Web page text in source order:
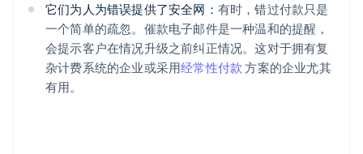
它们为人为错误提供了安全网： 有时，错过付款只是
一个简单的疏忽。催款电子邮件是一种温和的提醒，
会提示客户在情况升级之前纠正情况。这对于拥有复
杂计费系统的企业或采用经常性付款 方案的企业尤其
有用。